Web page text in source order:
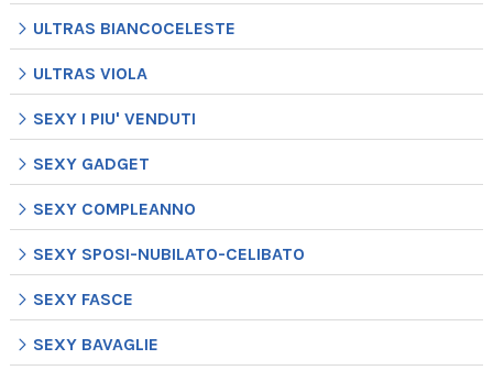
ULTRAS BIANCOCELESTE
ULTRAS VIOLA
SEXY I PIU' VENDUTI
SEXY GADGET
SEXY COMPLEANNO
SEXY SPOSI-NUBILATO-CELIBATO
SEXY FASCE
SEXY BAVAGLIE